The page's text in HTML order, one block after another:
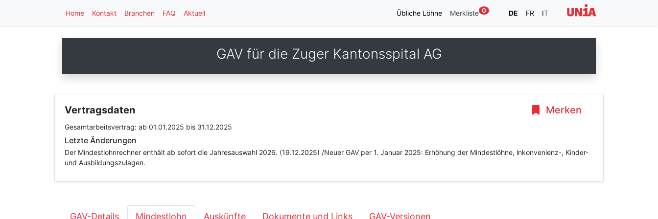
Home Kontakt Branchen FAQ Aktuell Übliche Löhne Merkliste 0 DE FR IT
GAV für die Zuger Kantonsspital AG
Merken
Vertragsdaten
Gesamtarbeitsvertrag: ab 01.01.2025 bis 31.12.2025
Letzte Änderungen
Der Mindestlohnrechner enthält ab sofort die Jahresauswahl 2026. (19.12.2025) /Neuer GAV per 1. Januar 2025: Erhöhung der Mindestlöhne, lnkonvenienz-, Kinder-
und Ausbildungszulagen.
GAV-Details Mindestlohn Auskünfte Dokumente und Links GAV-Versionen